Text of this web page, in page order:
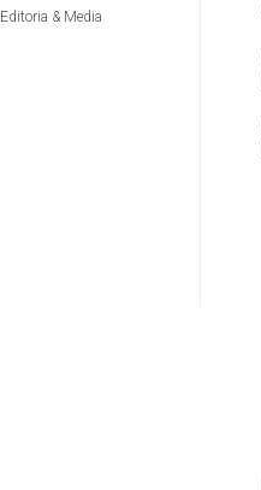
Editoria & Media